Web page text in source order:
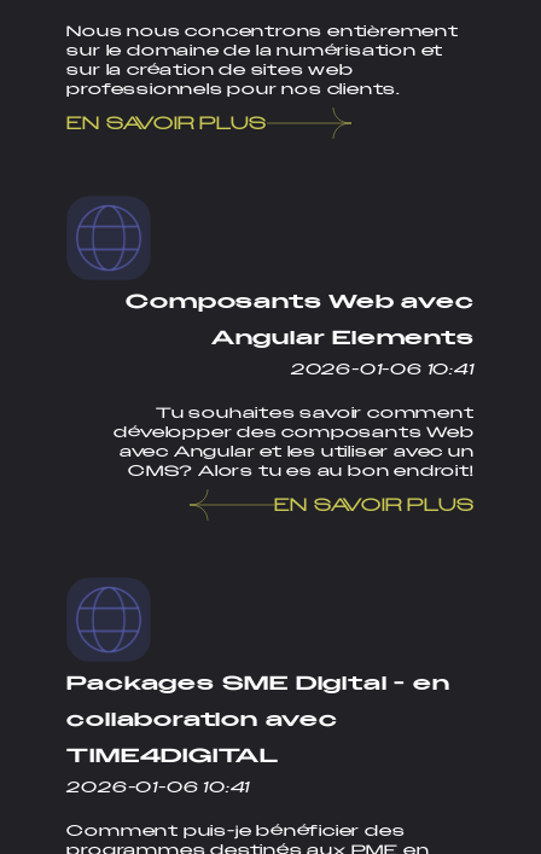
Nous nous concentrons entièrement
sur le domaine de la numérisation et
sur la création de sites web
professionnels pour nos clients.
EN SAVOIR PLUS
Composants Web avec
Angular Elements
2026-01-06 10:41
Tu souhaites savoir comment
développer des composants Web
avec Angular et les utiliser avec un
CMS? Alors tu es au bon endroit!
EN SAVOIR PLUS
Packages SME Digital - en
collaboration avec
TIME4DIGITAL
2026-01-06 10:41
Comment puis-je bénéficier des